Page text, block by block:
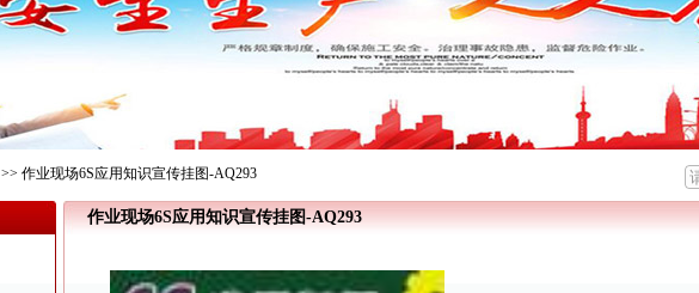
>> 作业现场6S应用知识宣传挂图-AQ293
作业现场6S应用知识宣传挂图-AQ293